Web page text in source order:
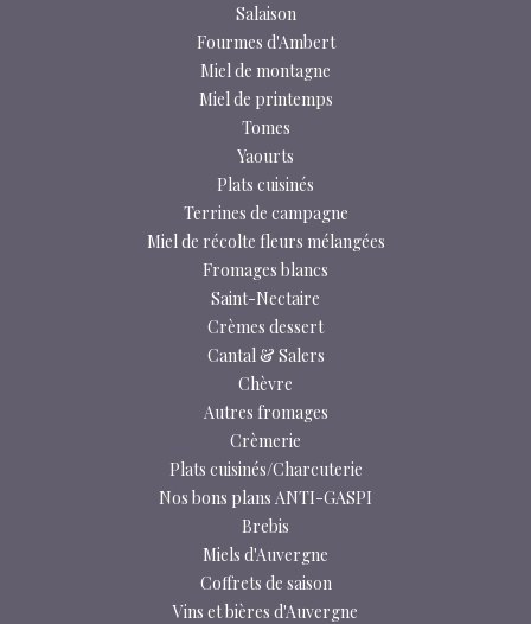
Salaison
Fourmes d'Ambert
Miel de montagne
Miel de printemps
Tomes
Yaourts
Plats cuisinés
Terrines de campagne
Miel de récolte fleurs mélangées
Fromages blancs
Saint-Nectaire
Crèmes dessert
Cantal & Salers
Chèvre
Autres fromages
Crèmerie
Plats cuisinés/Charcuterie
Nos bons plans ANTI-GASPI
Brebis
Miels d'Auvergne
Coffrets de saison
Vins et bières d'Auvergne